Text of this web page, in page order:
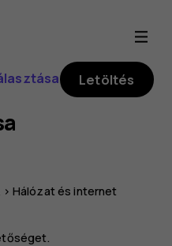
Letöltés
> Hálózat és internet